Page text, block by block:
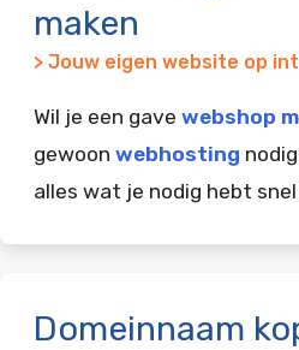
maken
> Jouw eigen website op
Wil je een gave webshop
gewoon webhosting
alles wat je nodig hebt snel
Domeinnaam